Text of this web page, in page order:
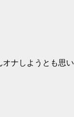
ナしようとも思い